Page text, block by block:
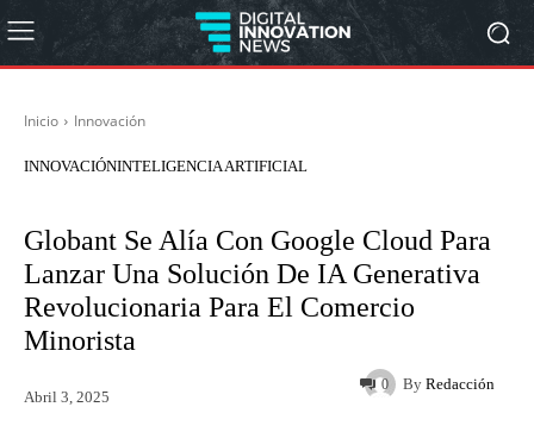
Inicio Innovación
INNOVACIÓNINTELIGENCIA ARTIFICIAL
Globant Se Alía Con Google Cloud Para
Lanzar Una Solución De IA Generativa
Revolucionaria Para El Comercio
Minorista
By Redacción
Abril 3, 2025
0